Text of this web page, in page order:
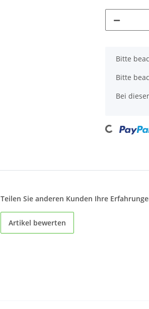
x
Bitte
Bitte
Bei
Loading...
Teilen Sie anderen Kunden Ihre
Artikel bewerten